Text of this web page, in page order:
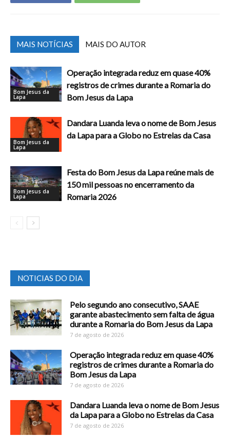
MAIS NOTÍCIAS MAIS DO AUTOR
Bom Jesus da
Lapa
Operação integrada reduz em quase 40%
registros de crimes durante a Romaria do
Bom Jesus da Lapa
Bom Jesus da
Lapa
Dandara Luanda leva o nome de Bom Jesus
da Lapa para a Globo no Estrelas da Casa
Bom Jesus da
Lapa
Festa do Bom Jesus da Lapa reúne mais de
150 mil pessoas no encerramento da
Romaria 2026
NOTICIAS DO DIA
Pelo segundo ano consecutivo, SAAE
garante abastecimento sem falta de água
durante a Romaria do Bom Jesus da Lapa
7 de agosto de 2026
Operação integrada reduz em quase 40%
registros de crimes durante a Romaria do
Bom Jesus da Lapa
7 de agosto de 2026
Dandara Luanda leva o nome de Bom Jesus
da Lapa para a Globo no Estrelas da Casa
7 de agosto de 2026